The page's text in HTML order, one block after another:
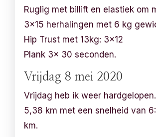
Ruglig met billift en elastiek om
3×15 herhalingen met 6 kg
Hip Trust met 13kg: 3×12
Plank 3x 30 seconden.
Vrijdag 8 mei 2020
Vrijdag heb ik weer
5,38 km met een snelheid van
km.